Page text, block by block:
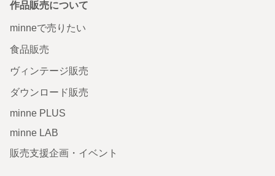
作品販売について
minneで売りたい
食品販売
ヴィンテージ販売
ダウンロード販売
minne PLUS
minne LAB
販売支援企画・イベント